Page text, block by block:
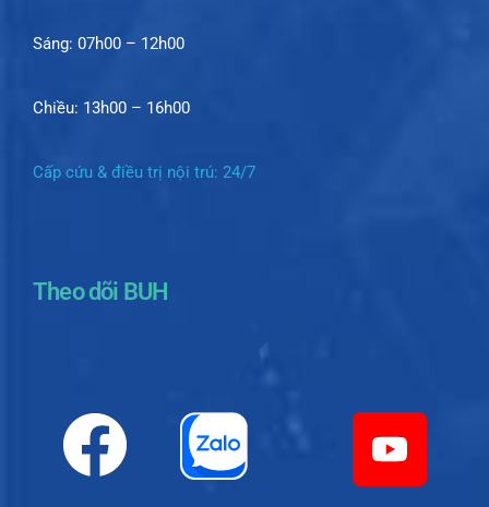
Sáng: 07h00 – 12h00
Chiều: 13h00 – 16h00
Cấp cứu & điều trị nội trú: 24/7
Theo dõi BUH